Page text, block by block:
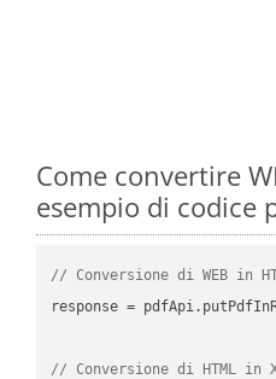
Come convertire
esempio di codice
// Conversione di WEB in
response =
// Conversione di HTML in